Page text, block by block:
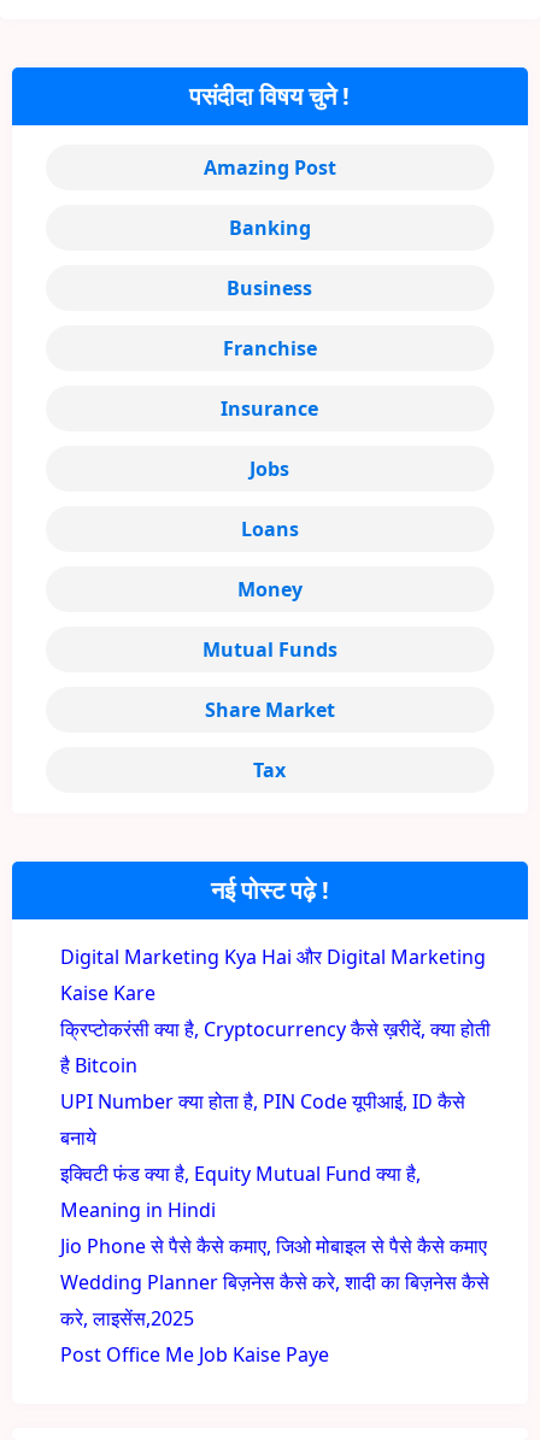
नई पोस्ट पढ़े !
Digital Marketing Kya Hai और Digital Marketing
Kaise Kare
क्रिप्टोकरंसी क्या है, Cryptocurrency कैसे ख़रीदें, क्या होती
है Bitcoin
UPI Number क्या होता है, PIN Code यूपीआई, ID कैसे
बनाये
इक्विटी फंड क्या है, Equity Mutual Fund क्या है,
Meaning in Hindi
Jio Phone से पैसे कैसे कमाए, जिओ मोबाइल से पैसे कैसे कमाए
Wedding Planner बिज़नेस कैसे करे, शादी का बिज़नेस कैसे
करे, लाइसेंस,2025
Post Office Me Job Kaise Paye
पसंदीदा विषय चुने !
Amazing Post
Banking
Business
Franchise
Insurance
Jobs
Loans
Money
Mutual Funds
Share Market
Tax